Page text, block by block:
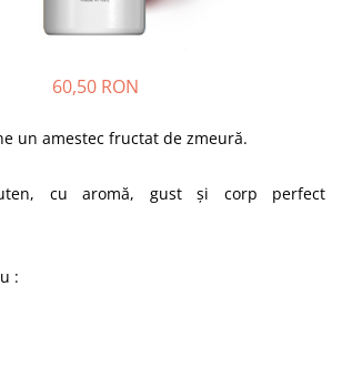
60,50 RON
un amestec fructat de zmeură.
cu aromă, gust și corp perfect
: